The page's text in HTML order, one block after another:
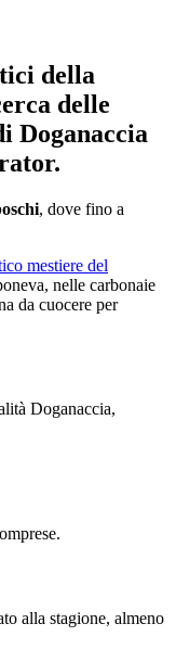
della
delle
Doganaccia
, dove fino a
mestiere del
nelle carbonaie
da cuocere per
Doganaccia,
alla stagione, almeno